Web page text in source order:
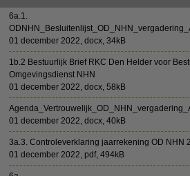
6a.1.
01 december 2022,docx, 34kB
1b.2 Bestuurlijk Brief RKC Den Helder voor
Omgevingsdienst NHN
01 december 2022,docx, 58kB
01 december 2022,docx, 40kB
3a.3. Controleverklaring jaarrekening OD NHN
01 december 2022, pdf, 494kB